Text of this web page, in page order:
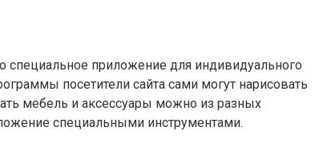
специальное приложение для индивидуального
посетители сайта сами могут нарисовать
мебель и аксессуары можно из разных
специальными инструментами.